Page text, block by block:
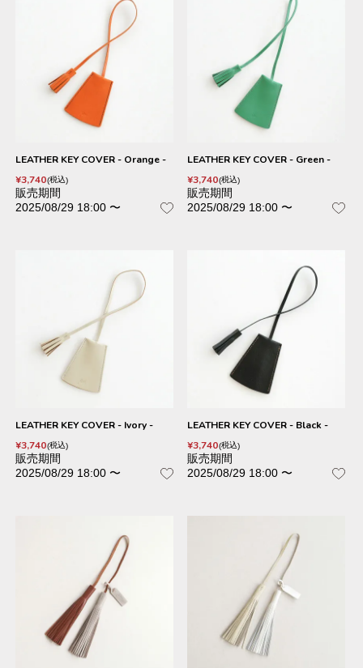
LEATHER KEY COVER - Orange -
¥3,740 税込
販売期間
2025/08/29 18:00 〜
LEATHER KEY COVER - Green -
¥3,740 税込
販売期間
2025/08/29 18:00 〜
LEATHER KEY COVER - Ivory -
¥3,740 税込
販売期間
2025/08/29 18:00 〜
LEATHER KEY COVER - Black -
¥3,740 税込
販売期間
2025/08/29 18:00 〜